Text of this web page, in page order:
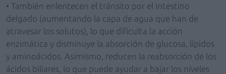
• También enlentecen el tránsito por el intestino
delgado (aumentando la capa de agua que han de
atravesar los solutos), lo que dificulta la acción
enzimática y disminuye la absorción de glucosa, lípidos
y aminoácidos. Asimismo, reducen la reabsorción de los
ácidos biliares, lo que puede ayudar a bajar los niveles